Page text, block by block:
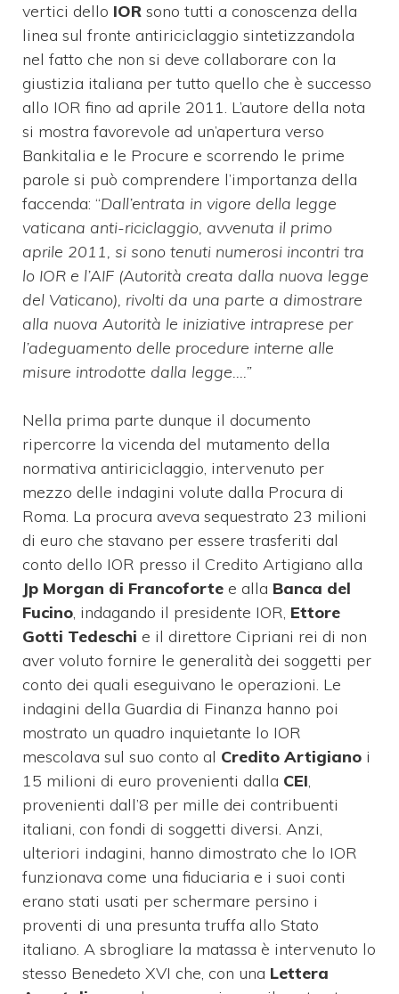
vertici dello IOR sono tutti a conoscenza della
linea sul fronte antiriciclaggio sintetizzandola
nel fatto che non si deve collaborare con la
giustizia italiana per tutto quello che è successo
allo IOR fino ad aprile 2011. L’autore della nota
si mostra favorevole ad un’apertura verso
Bankitalia e le Procure e scorrendo le prime
parole si può comprendere l’importanza della
faccenda: “Dall’entrata in vigore della legge
vaticana anti-riciclaggio, avvenuta il primo
aprile 2011, si sono tenuti numerosi incontri tra
lo IOR e l’AIF (Autorità creata dalla nuova legge
del Vaticano), rivolti da una parte a dimostrare
alla nuova Autorità le iniziative intraprese per
l’adeguamento delle procedure interne alle
misure introdotte dalla legge….”
Nella prima parte dunque il documento
ripercorre la vicenda del mutamento della
normativa antiriciclaggio, intervenuto per
mezzo delle indagini volute dalla Procura di
Roma. La procura aveva sequestrato 23 milioni
di euro che stavano per essere trasferiti dal
conto dello IOR presso il Credito Artigiano alla
Jp Morgan di Francoforte e alla Banca del
Fucino, indagando il presidente IOR, Ettore
Gotti Tedeschi e il direttore Cipriani rei di non
aver voluto fornire le generalità dei soggetti per
conto dei quali eseguivano le operazioni. Le
indagini della Guardia di Finanza hanno poi
mostrato un quadro inquietante lo IOR
mescolava sul suo conto al Credito Artigiano i
15 milioni di euro provenienti dalla CEI,
provenienti dall’8 per mille dei contribuenti
italiani, con fondi di soggetti diversi. Anzi,
ulteriori indagini, hanno dimostrato che lo IOR
funzionava come una fiduciaria e i suoi conti
erano stati usati per schermare persino i
proventi di una presunta truffa allo Stato
italiano. A sbrogliare la matassa è intervenuto lo
stesso Benedeto XVI che, con una Lettera